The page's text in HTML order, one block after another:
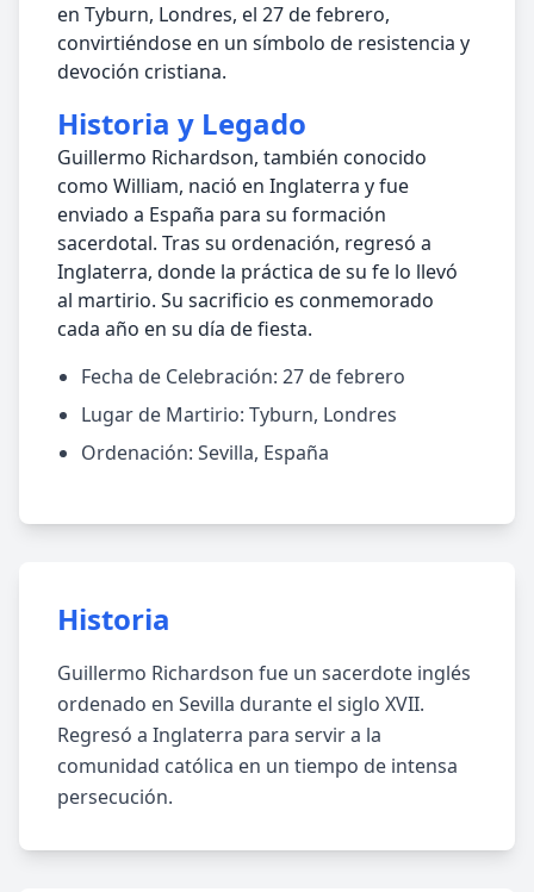
en Tyburn, Londres, el 27 de febrero,
convirtiéndose en un símbolo de resistencia y
devoción cristiana.
Historia y Legado
Guillermo Richardson, también conocido
como William, nació en Inglaterra y fue
enviado a España para su formación
sacerdotal. Tras su ordenación, regresó a
Inglaterra, donde la práctica de su fe lo llevó
al martirio. Su sacrificio es conmemorado
cada año en su día de fiesta.
Fecha de Celebración: 27 de febrero
Lugar de Martirio: Tyburn, Londres
Ordenación: Sevilla, España
Historia
Guillermo Richardson fue un sacerdote inglés
ordenado en Sevilla durante el siglo XVII.
Regresó a Inglaterra para servir a la
comunidad católica en un tiempo de intensa
persecución.